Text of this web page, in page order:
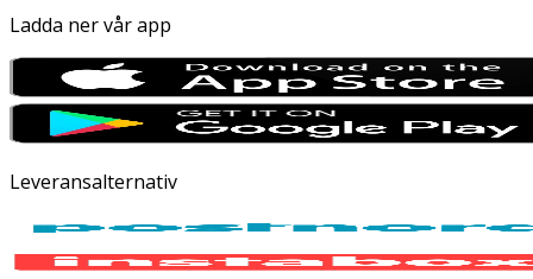
Ladda ner vår app
Leveransalternativ